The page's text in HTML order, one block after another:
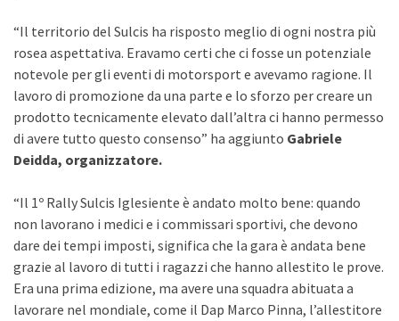
“Il territorio del Sulcis ha risposto meglio di ogni nostra più
rosea aspettativa. Eravamo certi che ci fosse un potenziale
notevole per gli eventi di motorsport e avevamo ragione. Il
lavoro di promozione da una parte e lo sforzo per creare un
prodotto tecnicamente elevato dall’altra ci hanno permesso
di avere tutto questo consenso” ha aggiunto Gabriele
Deidda, organizzatore.
“Il 1º Rally Sulcis Iglesiente è andato molto bene: quando
non lavorano i medici e i commissari sportivi, che devono
dare dei tempi imposti, significa che la gara è andata bene
grazie al lavoro di tutti i ragazzi che hanno allestito le prove.
Era una prima edizione, ma avere una squadra abituata a
lavorare nel mondiale, come il Dap Marco Pinna, l’allestitore